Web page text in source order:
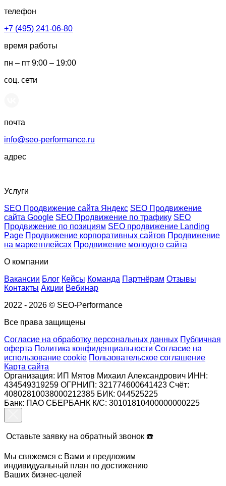
телефон
+7 (495) 241-06-80
время работы
пн – пт 9:00 – 19:00
соц. сети
почта
info@seo-performance.ru
адрес
Услуги
SEO Продвижение сайта Яндекс SEO Продвижение
сайта Google SEO Продвижение по трафику SEO
Продвижение по позициям SEO продвижение Landing
Page Продвижение корпоративных сайтов Продвижение
на маркетплейсах Продвижение молодого сайта
О компании
Вакансии Блог Кейсы Команда Партнёрам Отзывы
Контакты Акции Вебинар
2022 - 2026 © SEO-Performance
Все права защищены
Согласие на обработку персональных данных Публичная
оферта Политика конфиденциальности Согласие на
использование cookie Пользовательское соглашение
Карта сайта
Организация: ИП Мятов Михаил Александрович ИНН:
434549319259 ОГРНИП: 321774600641423 Счёт:
40802810038000212385 БИК: 044525225
Банк: ПАО СБЕРБАНК К/С: 30101810400000000225
Оставьте заявку на обратный звонок ☎️
Мы свяжемся с Вами и предложим
индивидуальный план по достижению
Ваших бизнес-целей